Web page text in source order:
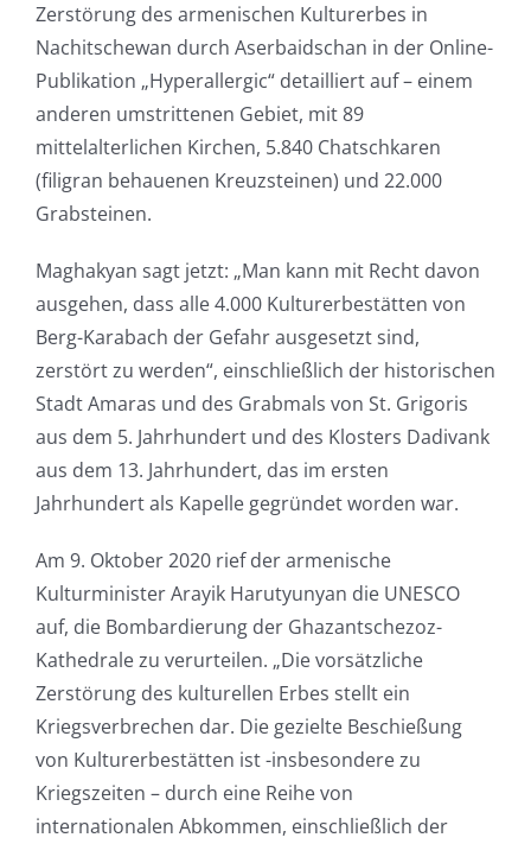
Zerstörung des armenischen Kulturerbes in
Nachitschewan durch Aserbaidschan in der Online-
Publikation „Hyperallergic“ detailliert auf – einem
anderen umstrittenen Gebiet, mit 89
mittelalterlichen Kirchen, 5.840 Chatschkaren
(filigran behauenen Kreuzsteinen) und 22.000
Grabsteinen.
Maghakyan sagt jetzt: „Man kann mit Recht davon
ausgehen, dass alle 4.000 Kulturerbestätten von
Berg-Karabach der Gefahr ausgesetzt sind,
zerstört zu werden“, einschließlich der historischen
Stadt Amaras und des Grabmals von St. Grigoris
aus dem 5. Jahrhundert und des Klosters Dadivank
aus dem 13. Jahrhundert, das im ersten
Jahrhundert als Kapelle gegründet worden war.
Am 9. Oktober 2020 rief der armenische
Kulturminister Arayik Harutyunyan die UNESCO
auf, die Bombardierung der Ghazantschezoz-
Kathedrale zu verurteilen. „Die vorsätzliche
Zerstörung des kulturellen Erbes stellt ein
Kriegsverbrechen dar. Die gezielte Beschießung
von Kulturerbestätten ist -insbesondere zu
Kriegszeiten – durch eine Reihe von
internationalen Abkommen, einschließlich der